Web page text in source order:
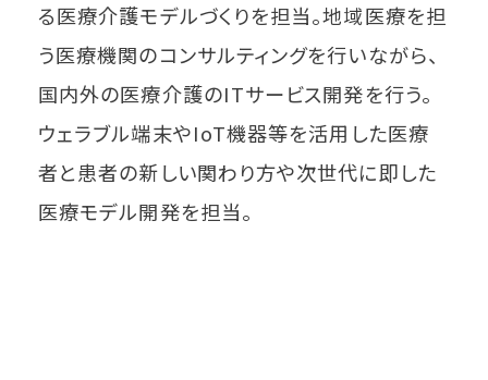
る医療介護モデルづくりを担当。地域医療を担
う医療機関のコンサルティングを行いながら、
国内外の医療介護のITサービス開発を行う。
ウェラブル端末やIoT機器等を活用した医療
者と患者の新しい関わり方や次世代に即した
医療モデル開発を担当。